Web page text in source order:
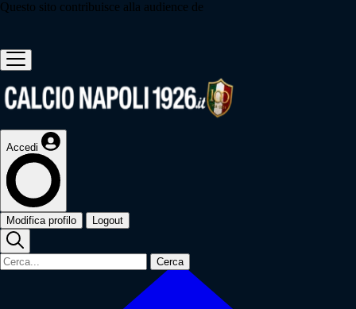
Questo sito contribuisce alla audience de
Accedi
Modifica profilo Logout
Cerca